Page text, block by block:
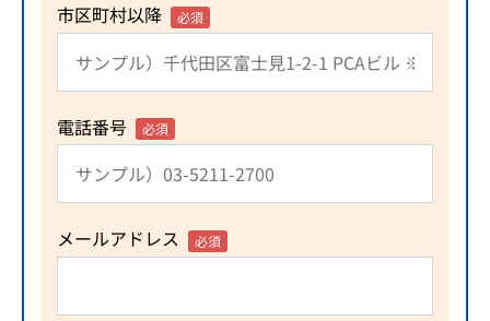
市区町村以降 必須
電話番号 必須
メールアドレス 必須